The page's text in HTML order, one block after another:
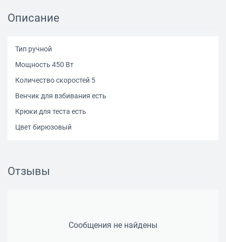
Описание
Тип ручной
Мощность 450 Вт
Количество скоростей 5
Венчик для взбивания есть
Крюки для теста есть
Цвет бирюзовый
Отзывы
Сообщения не найдены